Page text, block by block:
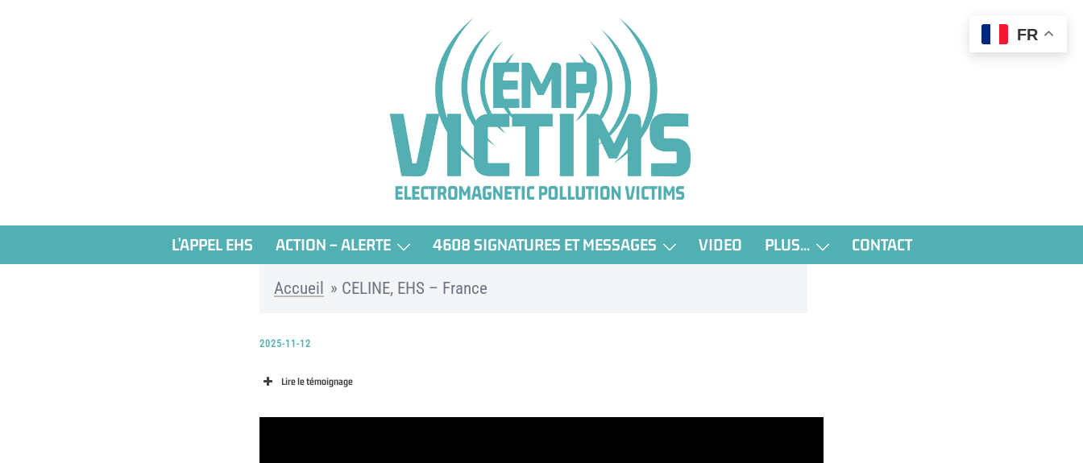
L’APPEL EHS ACTION – ALERTE 4608 SIGNATURES ET MESSAGES VIDEO PLUS… CONTACT
Accueil » CELINE, EHS – France
2025-11-12
Lire le témoignage
FR